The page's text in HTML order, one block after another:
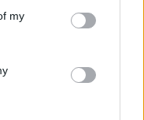
my
priemonę.
moteris sakė,
tirštus